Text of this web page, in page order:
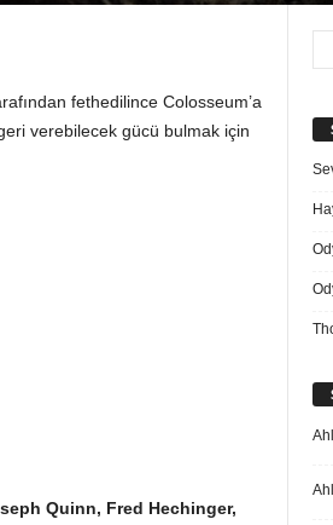
fethedilince Colosseum’a
verebilecek gücü bulmak için
Quinn, Fred Hechinger,